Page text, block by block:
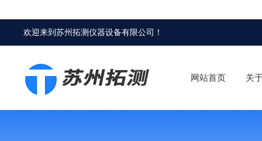
欢迎来到苏州拓测仪器设备有限公司 ！
网站首页 关